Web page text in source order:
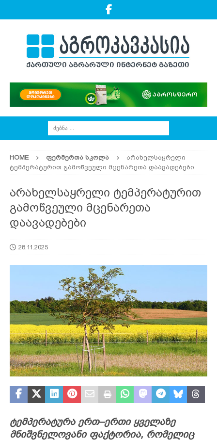
HOME ᲤᲔᲠᲛᲔᲠᲗᲐ ᲡᲙᲝᲚᲐ
არახელსაყრელი
ტემპერატურით გამოწვეული მცენარეთა დაავადებები
არახელსაყრელი ტემპერატურით
გამოწვეული მცენარეთა
დაავადებები
28.11.2025
ტემპერატურა ერთ–ერთი ყველაზე
მნიშვნელოვანი ფაქტორია, რომელიც